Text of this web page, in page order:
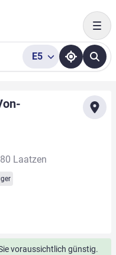
E5
Laatzen
voraussichtlich günstig.